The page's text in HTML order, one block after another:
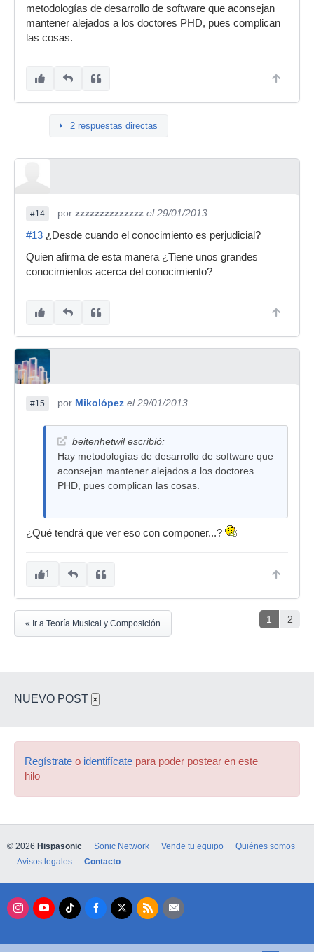
metodologías de desarrollo de software que aconsejan
mantener alejados a los doctores PHD, pues complican
las cosas.
2 respuestas directas
#14 por zzzzzzzzzzzzzz el 29/01/2013
#13 ¿Desde cuando el conocimiento es perjudicial?
Quien afirma de esta manera ¿Tiene unos grandes
conocimientos acerca del conocimiento?
#15 por Mikolópez el 29/01/2013
beitenhetwil escribió:
Hay metodologías de desarrollo de software que
aconsejan mantener alejados a los doctores
PHD, pues complican las cosas.
¿Qué tendrá que ver eso con componer...?
1
1 2
« Ir a Teoría Musical y Composición
NUEVO POST ×
Regístrate o identifícate para poder postear en este
hilo
© 2026 Hispasonic Sonic Network Vende tu equipo
Quiénes somos
Avisos legales
Contacto